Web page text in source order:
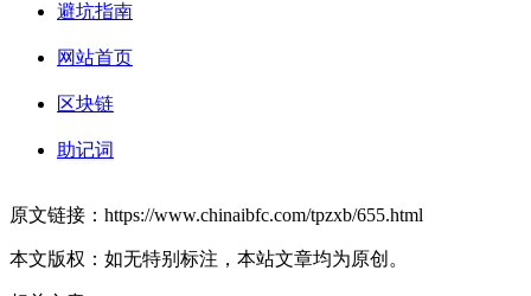
避坑指南
网站首页
区块链
助记词
原文链接：https://www.chinaibfc.com/tpzxb/655.html
本文版权：如无特别标注，本站文章均为原创。